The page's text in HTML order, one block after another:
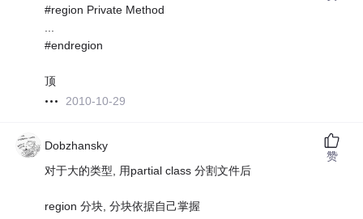
#region Private Method
...
#endregion
顶
2010-10-29
Dobzhansky
对于大的类型, 用partial class 分割文件后
region 分块, 分块依据自己掌握
赞